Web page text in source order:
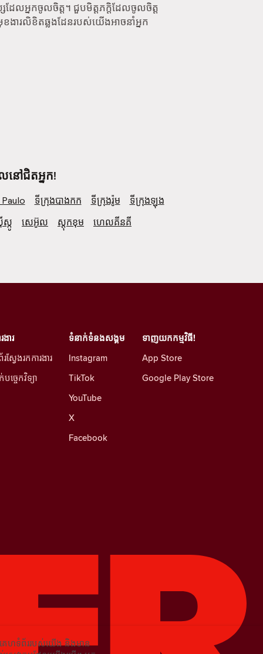
លអ្នកចូលចិត្ត។ ជួបមិត្តភក្តិដែលចូលចិត្ត
ងារលិខិតឆ្លងដែនរបស់យើងអាចនាំអ្នក
នៅជិតអ្នក!
ទីក្រុងបាងកក ទីក្រុងរ៉ូម
ទីក្រុងឡុង
កូ
សេអ៊ូល ស្តុកខុម ហេលគីនគី
ទំនាក់ទំនងសង្គម
Instagram
TikTok
YouTube
X
Facebook
ងារ
ស្វែងរកការងារ
បច្ចេកវិទ្យា
ទាញយកកម្មវិធី!
App Store
Google Play Store
គេហទំព័ររបស់យើង និងមាន